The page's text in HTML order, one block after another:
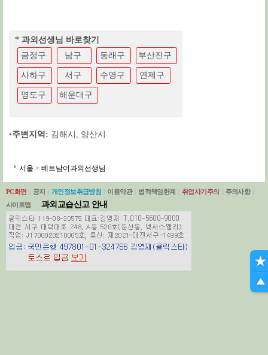
* 과외선생님 바로찾기
금정구
남구 동래구 부산진구
사하구 서구 수영구 연제구
영도구 해운대구
•주변지역: 김해시 , 양산시
서울 > 베트남어과외선생님
PC화면 공지 개인정보취급방침 이용약관 법적책임한계 취업사기주의 주의사항
사이트맵
과외교습신고 안내